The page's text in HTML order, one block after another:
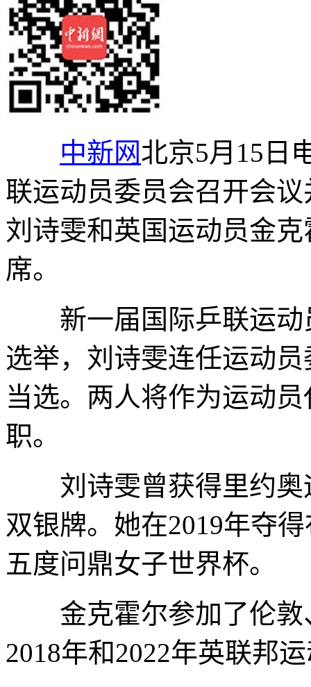
中新网北京5月15日
联运动员委员会召开会
刘诗雯和英国运动员金
席。
新一届国际乒联运动
选举，刘诗雯连任运动
当选。两人将作为运动
职。
刘诗雯曾获得里约奥
双银牌。她在2019年夺
五度问鼎女子世界杯。
金克霍尔参加了伦敦
2018年和2022年英联邦